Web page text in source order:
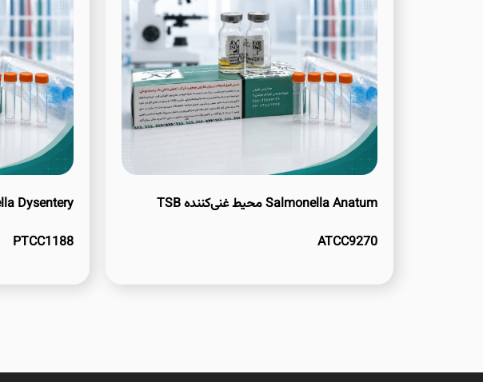
Salmonella Anatum محیط غنی‌کننده TSB
ATCC9270
PTCC1188